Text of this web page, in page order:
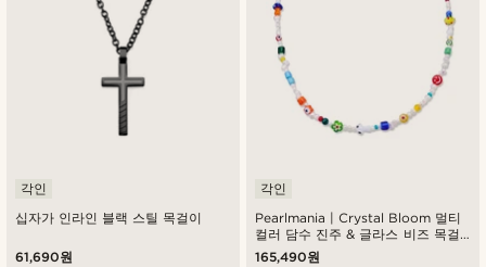
십자가 인라인 블랙 스틸 목걸이
각인
61,690원
Pearlmania | Crystal Bloom 멀티
컬러 담수 진주 & 글라스 비즈 목걸
이
각인
165,490원